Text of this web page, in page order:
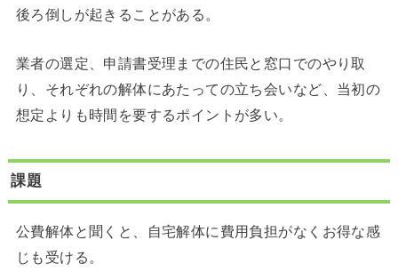
後ろ倒しが起きることがある。
業者の選定、申請書受理までの住民と窓口でのやり取
り、それぞれの解体にあたっての立ち会いなど、当初の
想定よりも時間を要するポイントが多い。
課題
公費解体と聞くと、自宅解体に費用負担がなくお得な感
じも受ける。